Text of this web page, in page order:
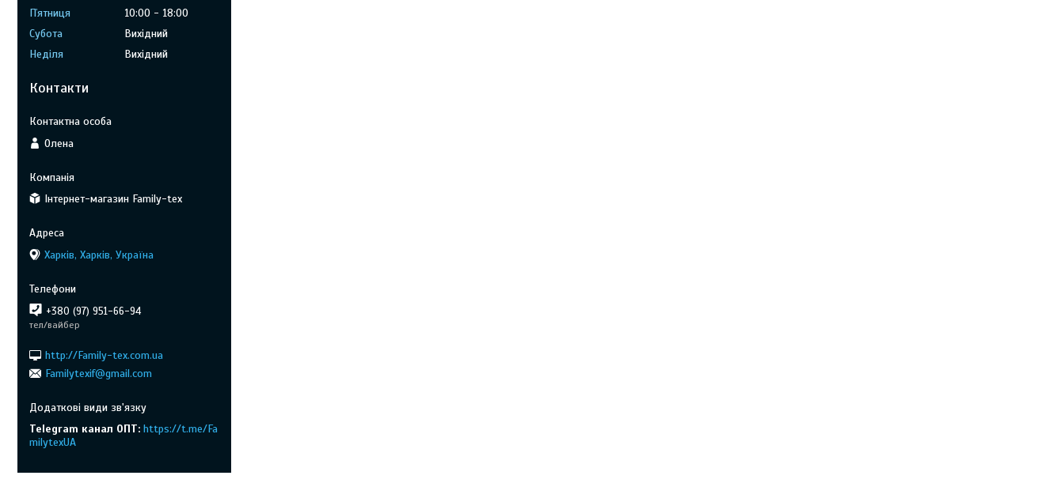
Пʼятниця
10:00
18:00
Субота
Вихідний
Неділя
Вихідний
Контакти
Олена
Інтернет-магазин Family-tex
Харків, Харків, Україна
+380 (97) 951-66-94
тел/вайбер
http://Family-tex.com.ua
Familytexif@gmail.com
Telegram канал ОПТ https://t.me/Fa
milytexUA